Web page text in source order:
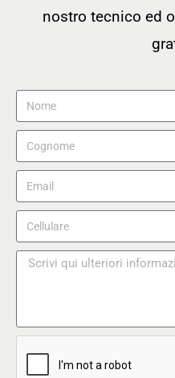
nostro tecnico ed